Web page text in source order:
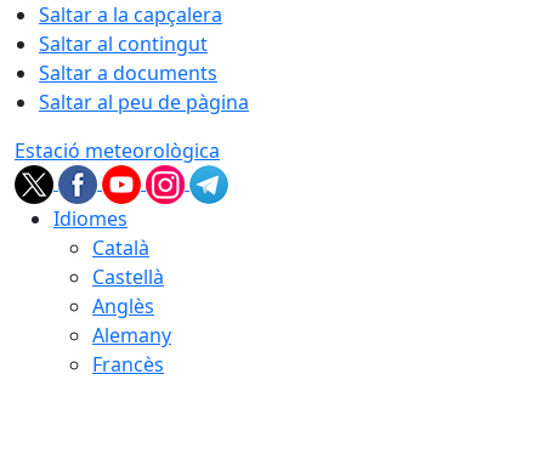
Saltar a la capçalera
Saltar al contingut
Saltar a documents
Saltar al peu de pàgina
Estació meteorològica
Idiomes
Català
Castellà
Anglès
Alemany
Francès